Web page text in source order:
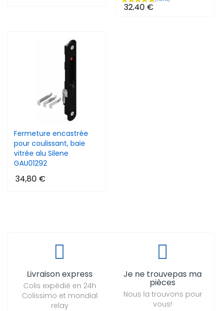
32,40 €
Fermeture encastrée
pour coulissant, baie
vitrée alu Silene
GAU01292
34,80 €
Livraison express
Colis expédié en 24h
Colissimo et mondial
relay
Je ne trouvepas ma
pièces
Nous la trouvons pour
vous!